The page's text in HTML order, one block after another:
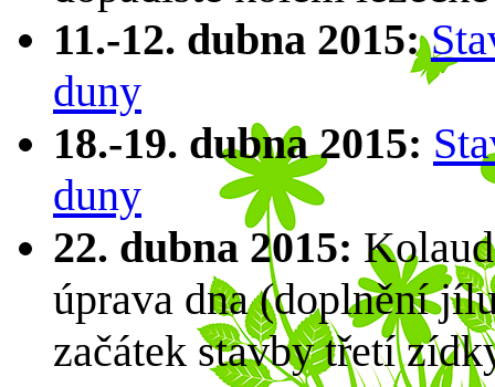
11.-12. dubna 2015:
duny
18.-19. dubna 2015:
duny
22. dubna 2015:
úprava dna (doplnění
začátek stavby třetí